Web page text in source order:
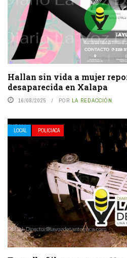
Hallan sin vida a mujer
desaparecida en Xalapa
16/08/2025 POR LA REDACCIÓN
LOCAL POLICIACA